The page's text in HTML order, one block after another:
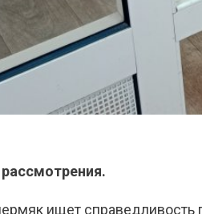
ищет справедливость